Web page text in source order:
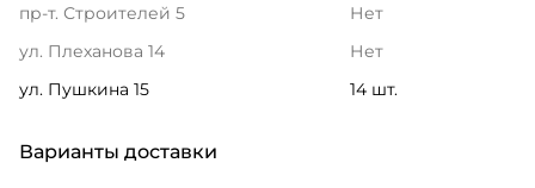
пр-т. Строителей 5
Нет
ул. Плеханова 14
Нет
ул. Пушкина 15
14 шт.
Варианты доставки